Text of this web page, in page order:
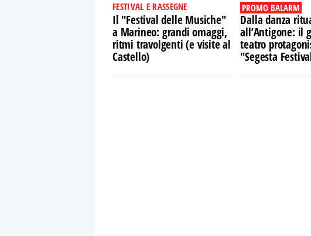
FESTIVAL E RASSEGNE
Il "Festival delle Musiche"
a Marineo: grandi omaggi,
ritmi travolgenti (e visite al
Castello)
PROMO BALARM
Dalla danza
all’Antigone: il
teatro
"Segesta